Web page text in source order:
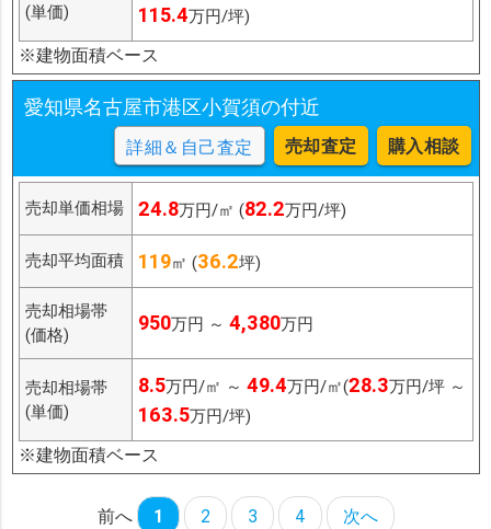
(単価)
115.4万円/坪)
※建物面積ベース
愛知県名古屋市港区小賀須の付近
詳細＆自己査定 売却査定 購入相談
売却単価相場 24.8万円/㎡ (82.2万円/坪)
売却平均面積 119㎡ (36.2坪)
売却相場帯
(価格)
950万円 ～ 4,380万円
売却相場帯
(単価)
8.5万円/㎡ ～ 49.4万円/㎡(28.3万円/坪 ～
163.5万円/坪)
※建物面積ベース
前へ 1 2 3 4 次へ